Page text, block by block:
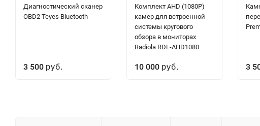
Диагностический сканер
OBD2 Teyes Bluetooth
3 500 руб.
Комплект AHD (1080P)
камер для встроенной
системы кругового
обзора в мониторах
Radiola RDL-AHD1080
10 000 руб. 3